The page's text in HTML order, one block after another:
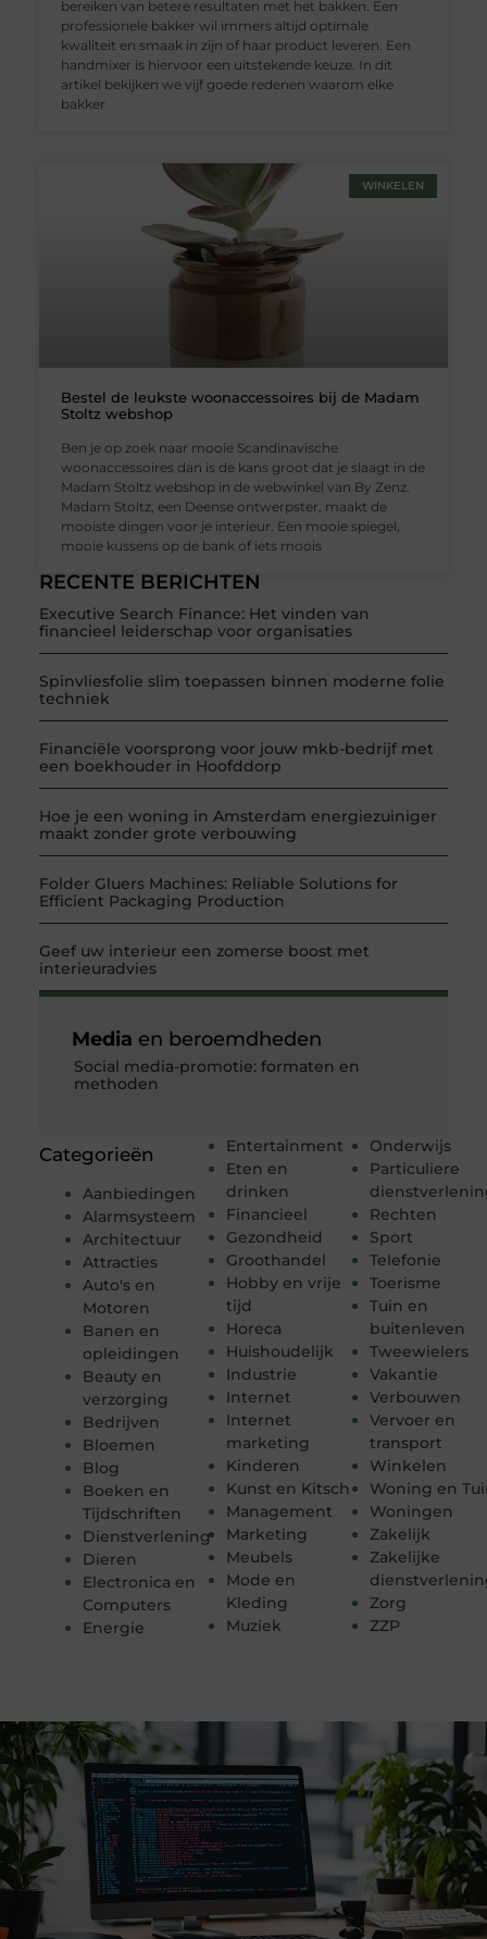
RECENTE BERICHTEN
Executive Search Finance: Het vinden van
financieel leiderschap voor organisaties
Spinvliesfolie slim toepassen binnen moderne folie
techniek
Financiële voorsprong voor jouw mkb-bedrijf met
een boekhouder in Hoofddorp
Hoe je een woning in Amsterdam energiezuiniger
maakt zonder grote verbouwing
Folder Gluers Machines: Reliable Solutions for
Efficient Packaging Production
Geef uw interieur een zomerse boost met
interieuradvies
Categorieën
Aanbiedingen
Alarmsysteem
Architectuur
Attracties
Auto's en
Motoren
Banen en
opleidingen
Beauty en
verzorging
Bedrijven
Bloemen
Blog
Boeken en
Tijdschriften
Dienstverlening
Dieren
Electronica en
Computers
Energie
Entertainment
Eten en
drinken
Financieel
Gezondheid
Groothandel
Hobby en vrije
tijd
Horeca
Huishoudelijk
Industrie
Internet
Internet
marketing
Kinderen
Kunst en Kitsch
Management
Marketing
Meubels
Mode en
Kleding
Muziek
Onderwijs
Particuliere
Rechten
Sport
Telefonie
Toerisme
Tuin en
buitenleven
Tweewielers
Vakantie
Verbouwen
Vervoer en
transport
Winkelen
Woning en
Woningen
Zakelijk
Zakelijke
Zorg
ZZP
Media en beroemdheden
Social media-promotie: formaten en
methoden
bereiken van betere resultaten met het bakken. Een
professionele bakker wil immers altijd optimale
kwaliteit en smaak in zijn of haar product leveren. Een
handmixer is hiervoor een uitstekende keuze. In dit
artikel bekijken we vijf goede redenen waarom elke
bakker
WINKELEN
Bestel de leukste woonaccessoires bij de Madam
Stoltz webshop
Ben je op zoek naar mooie Scandinavische
woonaccessoires dan is de kans groot dat je slaagt in de
Madam Stoltz webshop in de webwinkel van By Zenz.
Madam Stoltz, een Deense ontwerpster, maakt de
mooiste dingen voor je interieur. Een mooie spiegel,
mooie kussens op de bank of iets moois